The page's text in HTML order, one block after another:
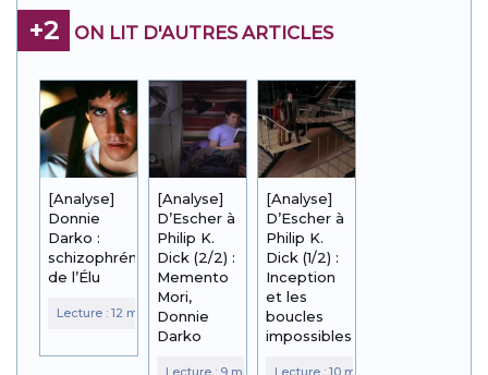
+2 ON LIT D'AUTRES ARTICLES
[Analyse]
Donnie
Darko :
schizophrénie
de l’Élu
[Analyse]
D’Escher à
Philip K.
Dick (2/2) :
Memento
Mori,
Donnie
Darko
[Analyse]
D’Escher à
Philip K.
Dick (1/2) :
Inception
et les
boucles
impossibles